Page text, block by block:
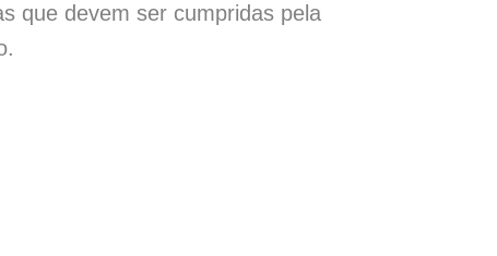
que devem ser cumpridas pela